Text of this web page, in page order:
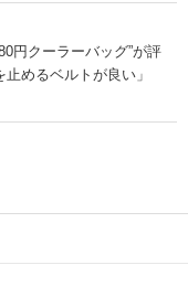
円クーラーバッグ”が評
めるベルトが良い」